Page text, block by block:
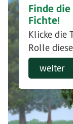
Finde
Fichte!
Klicke die
Rolle
weiter